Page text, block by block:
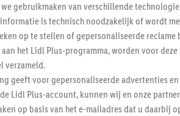
gebruikmaken van verschillende
is technisch noodzakelijk of wordt
op te stellen of gepersonaliseerde
het Lidl Plus-programma, worden voor
verzameld.
geeft voor gepersonaliseerde advertenties
Lidl Plus-account, kunnen wij en onze
op basis van het e-mailadres dat u daarbij